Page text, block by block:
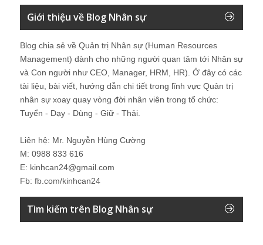
Giới thiệu về Blog Nhân sự
Blog chia sẻ về Quản trị Nhân sự (Human Resources
Management) dành cho những người quan tâm tới Nhân sự
và Con người như CEO, Manager, HRM, HR). Ở đây có các
tài liệu, bài viết, hướng dẫn chi tiết trong lĩnh vực Quản trị
nhân sự xoay quay vòng đời nhân viên trong tổ chức:
Tuyển - Dạy - Dùng - Giữ - Thải.
Liên hệ: Mr. Nguyễn Hùng Cường
M: 0988 833 616
E: kinhcan24@gmail.com
Fb: fb.com/kinhcan24
Tìm kiếm trên Blog Nhân sự